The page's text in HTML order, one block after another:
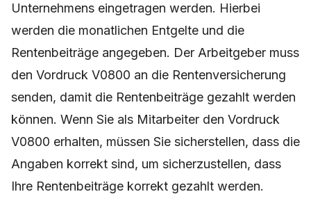
Unternehmens eingetragen werden. Hierbei
werden die monatlichen Entgelte und die
Rentenbeiträge angegeben. Der Arbeitgeber muss
den Vordruck V0800 an die Rentenversicherung
senden, damit die Rentenbeiträge gezahlt werden
können. Wenn Sie als Mitarbeiter den Vordruck
V0800 erhalten, müssen Sie sicherstellen, dass die
Angaben korrekt sind, um sicherzustellen, dass
Ihre Rentenbeiträge korrekt gezahlt werden.